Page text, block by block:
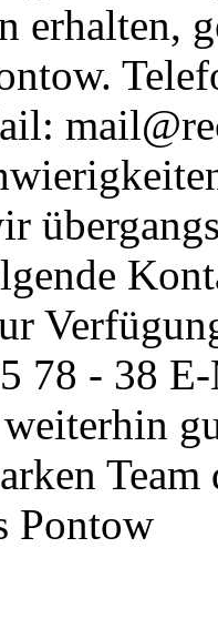
erhalten,
78 - 38
Pontow